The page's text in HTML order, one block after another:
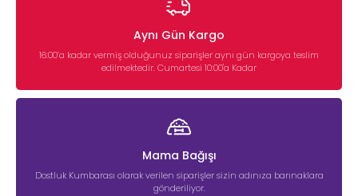
Aynı Gün Kargo
16:00’a kadar vermiş olduğunuz siparişler aynı gün kargoya teslim
edilmektedir. Cumartesi 10:00'a Kadar
Mama Bağışı
Dostluk Kumbarası olarak verilen siparişler sizin adınıza barınaklara
gönderiliyor.